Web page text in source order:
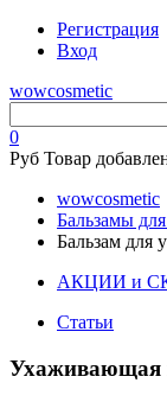
Регистрация
Вход
wowcosmetic
0
Руб Товар
wowcosmetic
Бальзамы
Бальзам для
АКЦИИ и
Статьи
Ухаживающая